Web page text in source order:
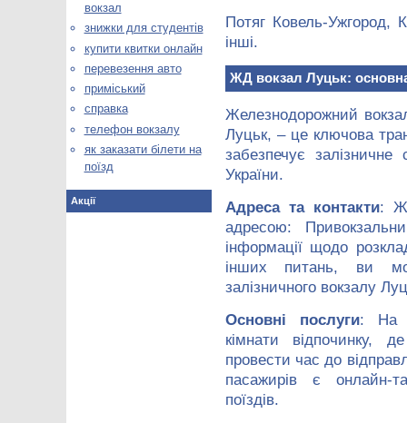
Потяг Ковель-Ужгород,
інші.
ЖД вокзал Луцьк: основна
Железнодорожний
Луцьк, – це ключова
забезпечує
України.
Адреса та контакти:
адресою:
інформації щодо
інших питань, ви
залізничного вокзалу
Основні послуги: На
кімнати відпочинку,
провести час до
пасажирів є онлайн-
поїздів.
вокзал
знижки для студентів
купити квитки онлайн
перевезення авто
приміський
справка
телефон вокзалу
як заказати білети на
поїзд
Акції